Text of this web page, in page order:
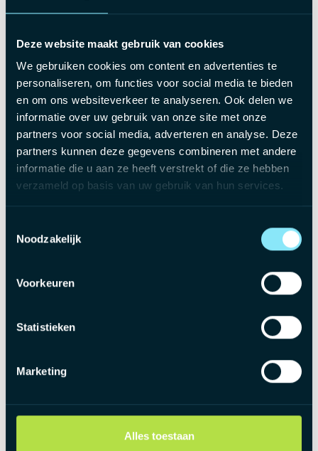
Deze website maakt gebruik van cookies
We gebruiken cookies om content en advertenties te
personaliseren, om functies voor social media te bieden
en om ons websiteverkeer te analyseren. Ook delen we
informatie over uw gebruik van onze site met onze
partners voor social media, adverteren en analyse. Deze
partners kunnen deze gegevens combineren met andere
informatie die u aan ze heeft verstrekt of die ze hebben
verzameld op basis van uw gebruik van hun services.
Noodzakelijk
Voorkeuren
Statistieken
Marketing
Alles toestaan
Mathieu's traject
2022
Start als Junior Recruiter
2025